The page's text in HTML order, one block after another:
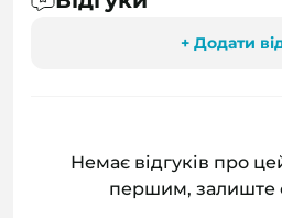
+ Додати
Немає відгуків про
першим, залиште